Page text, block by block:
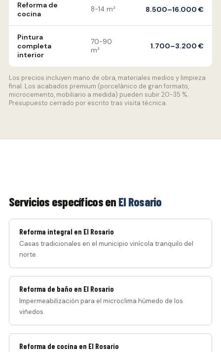
Reforma de
cocina
8-14 m² 8.500–16.000 €
Pintura
completa
interior
70-90
m²
1.700–3.200 €
Los precios incluyen mano de obra, materiales medios y limpieza
final. Los acabados premium (porcelánico de gran formato,
microcemento, mobiliario a medida) pueden subir 20-35 %.
Presupuesto cerrado por escrito tras visita técnica.
Servicios específicos en El Rosario
Reforma integral en El Rosario
Casas tradicionales en el municipio vinícola tranquilo del
norte.
Reforma de baño en El Rosario
Impermeabilización para el microclima húmedo de los
viñedos.
Reforma de cocina en El Rosario